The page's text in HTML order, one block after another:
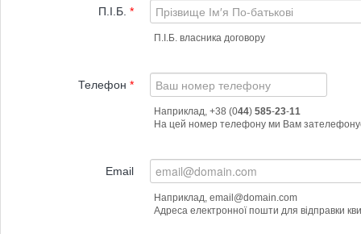
П.І.Б. *
П.І.Б. власника договору
Телефон *
Наприклад, +38 (044) 585-23-11
Email
Наприклад, email@domain.com